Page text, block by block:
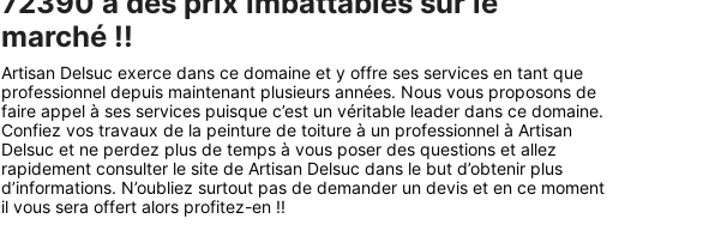
marché !!
Artisan Delsuc exerce dans ce domaine et y offre ses services en tant que
professionnel depuis maintenant plusieurs années. Nous vous proposons de
faire appel à ses services puisque c’est un véritable leader dans ce domaine.
Confiez vos travaux de la peinture de toiture à un professionnel à Artisan
Delsuc et ne perdez plus de temps à vous poser des questions et allez
rapidement consulter le site de Artisan Delsuc dans le but d’obtenir plus
d’informations. N’oubliez surtout pas de demander un devis et en ce moment
il vous sera offert alors profitez-en !!